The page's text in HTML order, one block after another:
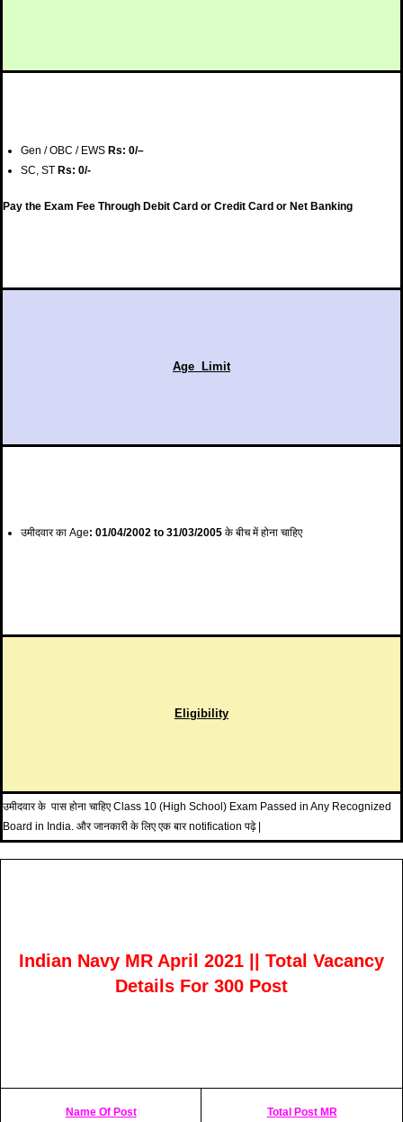
Gen / OBC / EWS Rs: 0/–
SC, ST Rs: 0/-
Pay the Exam Fee Through Debit Card or Credit Card or Net Banking
Age Limit
उमीदवार का Age: 01/04/2002 to 31/03/2005 के बीच में होना चाहिए
Eligibility
उमीदवार के पास होना चाहिए Class 10 (High School) Exam Passed in Any Recognized
Board in India. और जानकारी के लिए एक बार notification पढ़े |
Indian Navy MR April 2021 || Total Vacancy
Details For 300 Post
Name Of Post Total Post MR